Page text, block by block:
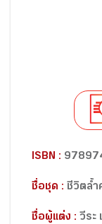
ISBN :
ชื่อชุด : ชีวิตล้
ชื่อผู้แต่ง : วีระ